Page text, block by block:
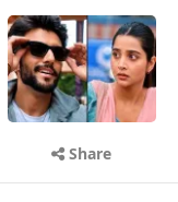
Share